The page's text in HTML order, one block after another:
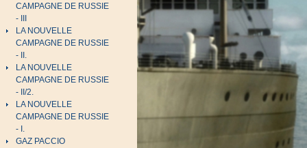
CAMPAGNE DE RUSSIE
- III
LA NOUVELLE
CAMPAGNE DE RUSSIE
- II.
LA NOUVELLE
CAMPAGNE DE RUSSIE
- II/2.
LA NOUVELLE
CAMPAGNE DE RUSSIE
- I.
GAZ PACCIO